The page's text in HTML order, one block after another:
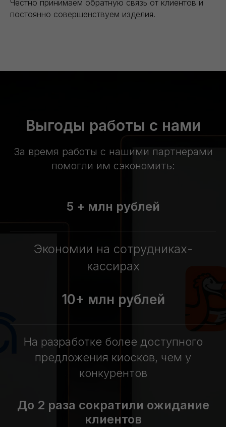
Честно принимаем обратную связь от клиентов и
постоянно совершенствуем изделия.
Выгоды работы с нами
За время работы с нашими партнерами
помогли им сэкономить:
5 + млн рублей
Экономии на сотрудниках-
кассирах
10+ млн рублей
На разработке более доступного
предложения киосков, чем у
конкурентов
До 2 раза сократили ожидание
клиентов